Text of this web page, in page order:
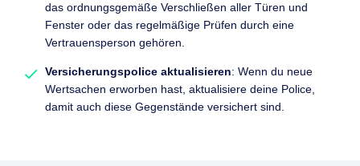
das ordnungsgemäße Verschließen aller Türen und
Fenster oder das regelmäßige Prüfen durch eine
Vertrauensperson gehören.
Versicherungspolice aktualisieren: Wenn du neue
Wertsachen erworben hast, aktualisiere deine Police,
damit auch diese Gegenstände versichert sind.